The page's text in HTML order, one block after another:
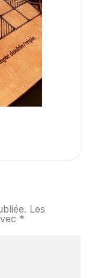
Les
*